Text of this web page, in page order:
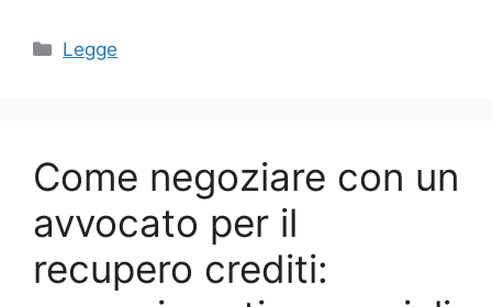
Categories
Legge
Come negoziare con un
avvocato per il
recupero crediti: